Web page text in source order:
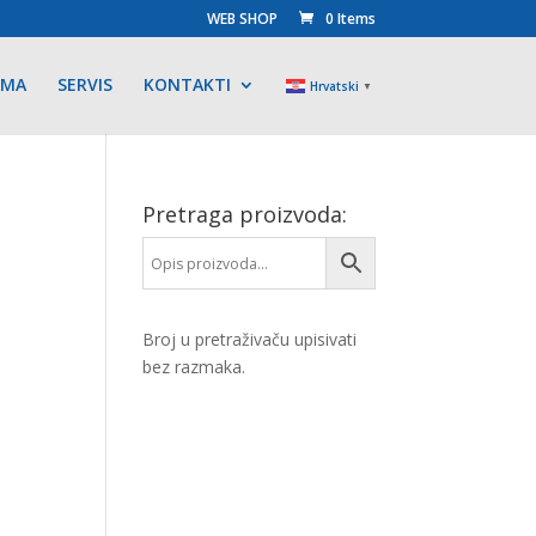
WEB SHOP 0 Items
SERVIS KONTAKTI Hrvatski ▼
Pretraga proizvoda:
Broj u pretraživaču upisivati
bez razmaka.